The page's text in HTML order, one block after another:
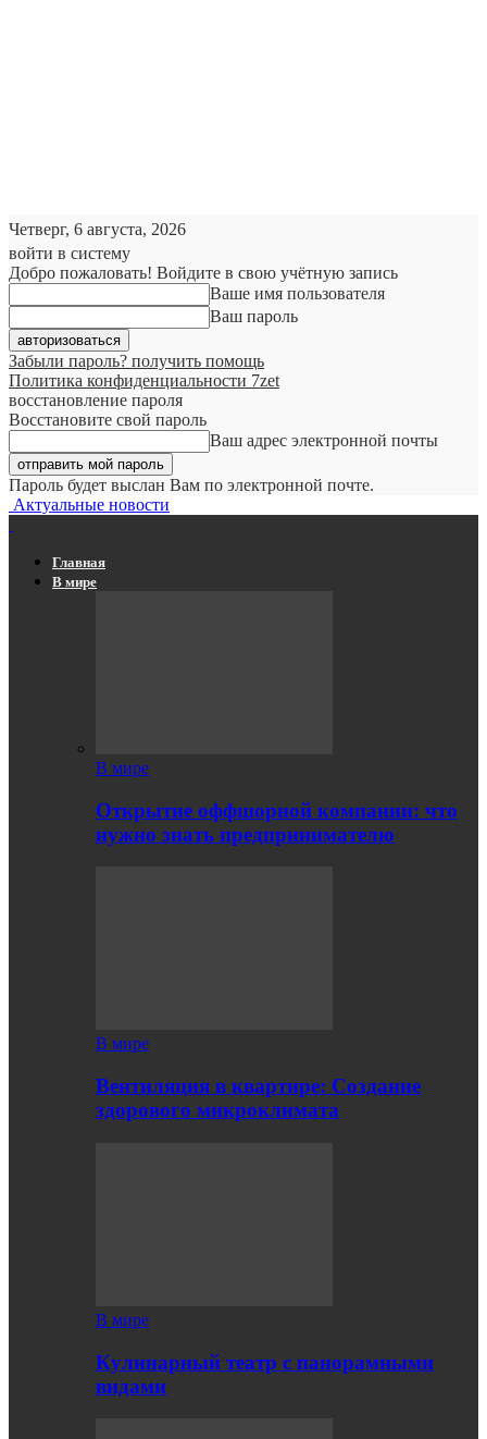
Четверг, 6 августа, 2026
войти в систему
Добро пожаловать! Войдите в свою учётную запись
Ваше имя пользователя
Ваш пароль
Забыли пароль? получить помощь
Политика конфиденциальности 7zet
восстановление пароля
Восстановите свой пароль
Ваш адрес электронной почты
Пароль будет выслан Вам по электронной почте.
Актуальные новости
Главная
В мире
В мире
Открытие оффшорной компании: что
нужно знать предпринимателю
В мире
Вентиляция в квартире: Создание
здорового микроклимата
В мире
Кулинарный театр с панорамными
видами